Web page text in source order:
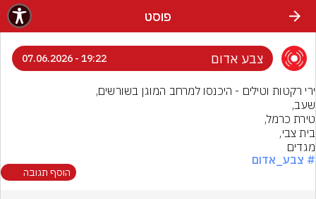
פוסט
צבע אדום 19:22 - 07.06.2026
מגדים
# צבע_אדום
הוסף תגובה